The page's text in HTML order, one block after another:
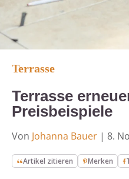
Terrasse
Terrasse
Preisbeispiele
Von Johanna Bauer | 8.
Artikel zitieren Merken